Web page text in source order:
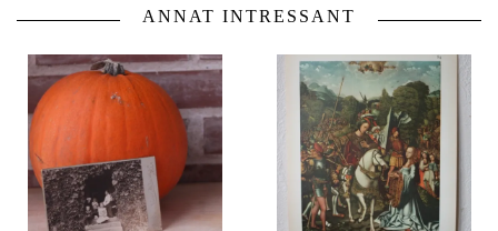
ANNAT INTRESSANT